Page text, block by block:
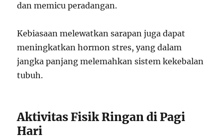
dan memicu peradangan.
Kebiasaan melewatkan sarapan juga dapat
meningkatkan hormon stres, yang dalam
jangka panjang melemahkan sistem kekebalan
tubuh.
Aktivitas Fisik Ringan di Pagi
Hari